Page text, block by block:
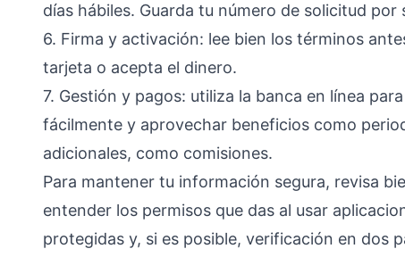
días hábiles. Guarda tu número de solicitud por
6. Firma y activación: lee bien los términos
tarjeta o acepta el dinero.
7. Gestión y pagos: utiliza la banca en línea
fácilmente y aprovechar beneficios como
adicionales, como comisiones.
Para mantener tu información segura, revisa
entender los permisos que das al usar
protegidas y, si es posible, verificación en dos